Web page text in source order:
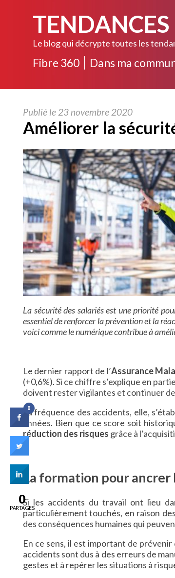
TENDANCES
Le blog qui décrypte toutes les
Fibre 360 Dans ma
Publié le 23 novembre 2020
Améliorer la
La sécurité des salariés est une priorité
essentiel de renforcer la prévention et la
voici comme le numérique contribue à
Le dernier rapport de l’Assurance
(+0,6%). Si ce chiffre s’explique en
doivent rester vigilantes et continuer
La fréquence des accidents, elle,
années. Bien que ce score soit
réduction des risques grâce à
La formation pour ancrer
Si les accidents du travail ont lieu
particulièrement touchés, en raison
des conséquences humaines qui
En ce sens, il est important de
accidents sont dus à des erreurs de
gestes et à repérer les situations à
0
0
PARTAGES